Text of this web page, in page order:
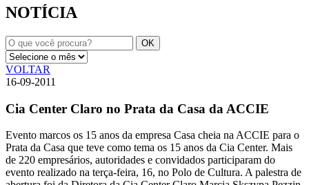
NOTÍCIA
VOLTAR
16-09-2011
Cia Center Claro no Prata da Casa da ACCIE
Evento marcos os 15 anos da empresa Casa cheia na ACCIE para o
Prata da Casa que teve como tema os 15 anos da Cia Center. Mais
de 220 empresários, autoridades e convidados participaram do
evento realizado na terça-feira, 16, no Polo de Cultura. A palestra de